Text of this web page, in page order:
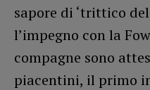
sapore di ‘trittico
l’impegno con la
compagne sono
piacentini, il primo